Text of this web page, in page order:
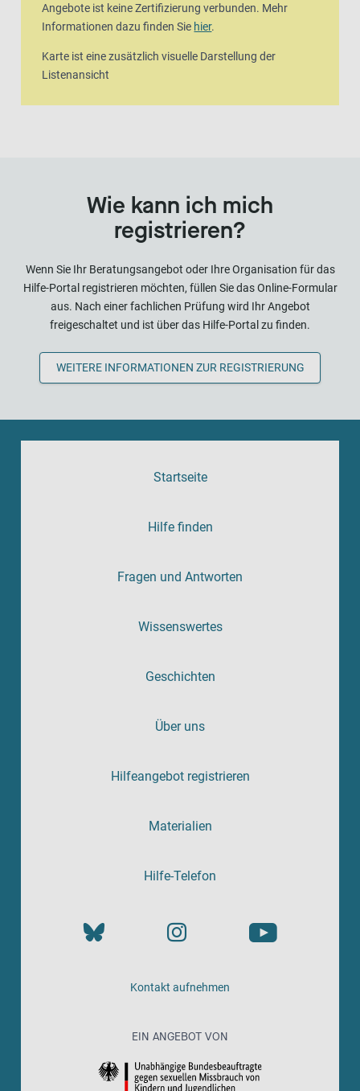
Angebote ist keine Zertifizierung verbunden. Mehr
Informationen dazu finden Sie hier.
Karte ist eine zusätzlich visuelle Darstellung der
Listenansicht
Wie kann ich mich
registrieren?
Wenn Sie Ihr Beratungsangebot oder Ihre Organisation für das
Hilfe-Portal registrieren möchten, füllen Sie das Online-Formular
aus. Nach einer fachlichen Prüfung wird Ihr Angebot
freigeschaltet und ist über das Hilfe-Portal zu finden.
WEITERE INFORMATIONEN ZUR REGISTRIERUNG
Startseite
Hilfe finden
Fragen und Antworten
Wissenswertes
Geschichten
Über uns
Hilfeangebot registrieren
Materialien
Hilfe-Telefon
Kontakt aufnehmen
EIN ANGEBOT VON